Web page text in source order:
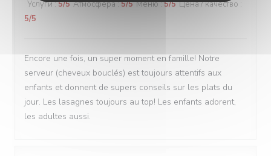
Услуги:5/5 Атмосфера:5/5 Меню:5/5 Цена / качество :
5/5
Encore une fois, un super moment en famille! Notre
serveur (cheveux bouclés) est toujours attentifs aux
enfants et donnent de supers conseils sur les plats du
jour. Les lasagnes toujours au top! Les enfants adorent,
les adultes aussi.